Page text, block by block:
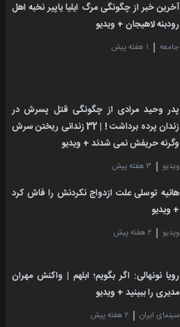
آخرین خبر از چگونگی مرگ ایلیا یاپیر نخبه اهل
رودبنه لاهیجان + ویدیو
جامعه ۱ هفته پیش
پدر وحید مرادی از چگونگی قتل پسرش در
زندان پرده برداشت ! | 32 زندانی ریختن سرش
وگرنه حریفش نمی شدند + ویدیو
ویدیو ۳ هفته پیش
هانیه توسلی علت ازدواج نکردنش را فاش کرد
+ ویدیو
ویدیو ۲ هفته پیش
رویا نونهالی: اگر بگویم؛ ابلهم | واکنش مهران
مدیری را ببینید + ویدیو
سینمای ایران ۲ هفته پیش